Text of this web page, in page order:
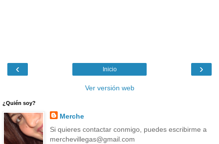
‹ ›
Inicio
Ver versión web
¿Quién soy?
Merche
Si quieres contactar conmigo, puedes escribirme a
merchevillegas@gmail.com